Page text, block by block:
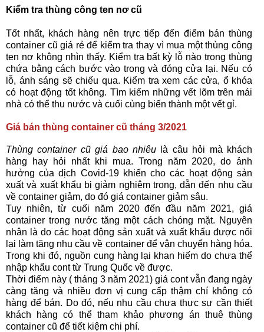
Kiểm tra thùng công ten nơ cũ
Tốt nhất, khách hàng nên trực tiếp đến điểm bán thùng
container cũ giá rẻ để kiểm tra thay vì mua một thùng công
ten nơ không nhìn thấy. Kiểm tra bất kỳ lỗ nào trong thùng
chứa bằng cách bước vào trong và đóng cửa lại. Nếu có
lỗ, ánh sáng sẽ chiếu qua. Kiểm tra xem các cửa, ổ khóa
có hoạt động tốt không. Tìm kiếm những vết lõm trên mái
nhà có thể thu nước và cuối cùng biến thành một vết gỉ.
Giá bán thùng container cũ tháng 3/2021
Thùng container cũ giá bao nhiêu là câu hỏi mà khách
hàng hay hỏi nhất khi mua. Trong năm 2020, do ảnh
hưởng của dịch Covid-19 khiến cho các hoạt động sản
xuất và xuất khẩu bị giảm nghiêm trọng, dẫn đến nhu cầu
về container giảm, do đó giá container giảm sâu.
Tuy nhiên, từ cuối năm 2020 đến đầu năm 2021, giá
container trong nước tăng một cách chóng mặt. Nguyên
nhân là do các hoạt động sản xuất và xuất khẩu được nối
lại làm tăng nhu cầu về container để vận chuyển hàng hóa.
Trong khi đó, nguồn cung hàng lại khan hiếm do chưa thể
nhập khẩu cont từ Trung Quốc về được.
Thời điểm này ( tháng 3 năm 2021) giá cont vẫn đang ngày
càng tăng và nhiều đơn vị cung cấp thậm chí không có
hàng để bán. Do đó, nếu nhu cầu chưa thực sự cần thiết
khách hàng có thể tham khảo phương án thuê thùng
container cũ để tiết kiệm chi phí.